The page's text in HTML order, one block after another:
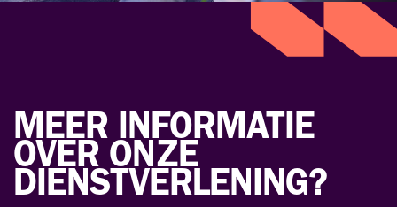
MEER INFORMATIE
OVER ONZE
DIENSTVERLENING?